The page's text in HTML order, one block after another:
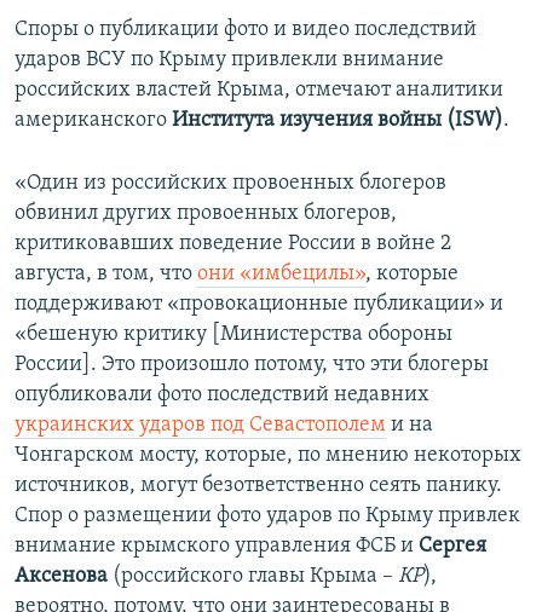
Споры о публикации фото и видео последствий
ударов ВСУ по Крыму привлекли внимание
российских властей Крыма, отмечают аналитики
американского Института изучения войны (ISW).
«Один из российских провоенных блогеров
обвинил других провоенных блогеров,
критиковавших поведение России в войне 2
августа, в том, что они «имбецилы», которые
поддерживают «провокационные публикации» и
«бешеную критику [Министерства обороны
России]. Это произошло потому, что эти блогеры
опубликовали фото последствий недавних
украинских ударов под Севастополем и на
Чонгарском мосту, которые, по мнению некоторых
источников, могут безответственно сеять панику.
Спор о размещении фото ударов по Крыму привлек
внимание крымского управления ФСБ и Сергея
Аксенова (российского главы Крыма – КР),
вероятно, потому, что они заинтересованы в